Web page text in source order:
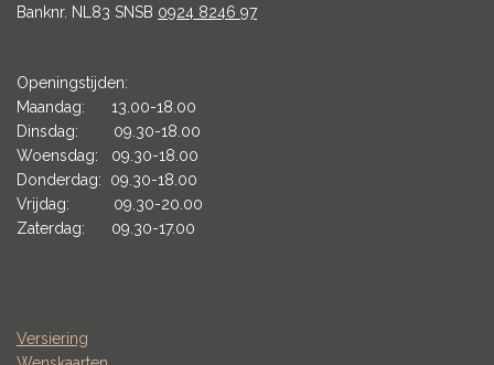
Banknr. NL83 SNSB 0924 8246 97
Openingstijden:
Maandag: 13.00-18.00
Dinsdag: 09.30-18.00
Woensdag: 09.30-18.00
Donderdag: 09.30-18.00
Vrijdag: 09.30-20.00
Zaterdag: 09.30-17.00
Versiering